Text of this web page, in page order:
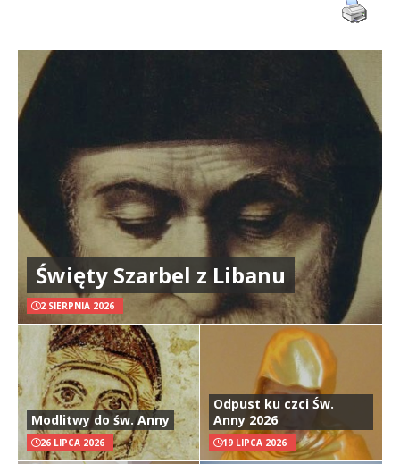
Święty Szarbel z Libanu
2 SIERPNIA 2026
Modlitwy do św. Anny
26 LIPCA 2026
Odpust ku czci Św.
Anny 2026
19 LIPCA 2026